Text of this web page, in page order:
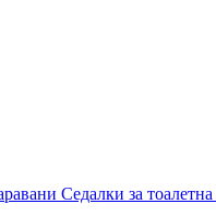
Седалки за тоалетна